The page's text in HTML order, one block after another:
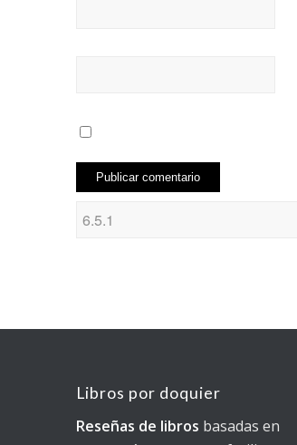
Libros por doquier
Reseñas de libros basadas en